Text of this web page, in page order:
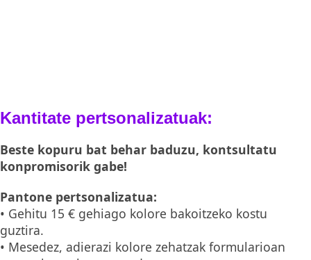
Kantitate pertsonalizatuak:
Beste kopuru bat behar baduzu, kontsultatu
konpromisorik gabe!
Pantone pertsonalizatua:
• Gehitu 15 € gehiago kolore bakoitzeko kostu
guztira.
• Mesedez, adierazi kolore zehatzak formularioan